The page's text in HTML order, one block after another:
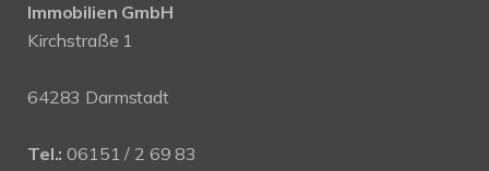
Immobilien GmbH
Kirchstraße 1
64283 Darmstadt
Tel.: 06151 / 2 69 83